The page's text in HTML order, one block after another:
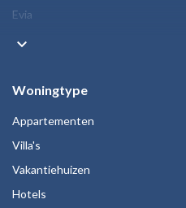
Evia
keyboard_arrow_down
Woningtype
Appartementen
Villa's
Vakantiehuizen
Hotels